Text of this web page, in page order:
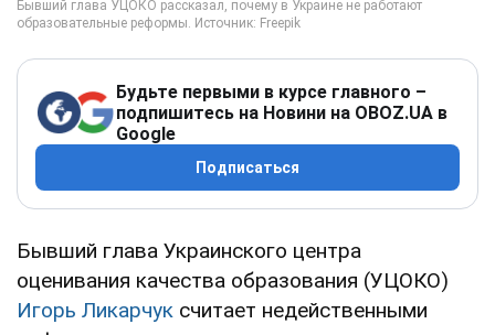
Будьте первыми в курсе главного –
подпишитесь на Новини на OBOZ.UA в
Google
Подписаться
Бывший глава Украинского центра
оценивания качества образования (УЦОКО)
Игорь Ликарчук считает недейственными